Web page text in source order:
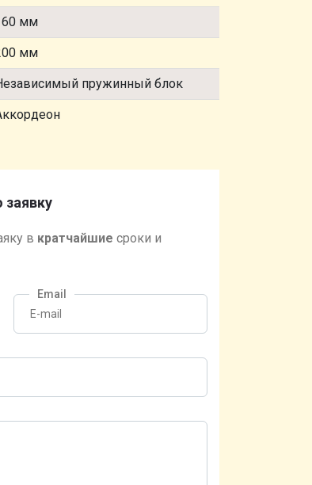
мм
мм
пружинный блок
в кратчайшие сроки и
Email